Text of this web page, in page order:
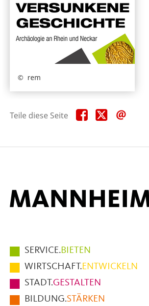
rem
Teile diese Seite Teile
diese
Teile
diese
Hauptmenüpunkte
im
Fußbereich
der
Seite
SERVICE.BIETEN
WIRTSCHAFT.ENTWICKELN
STADT.GESTALTEN
BILDUNG.STÄRKEN